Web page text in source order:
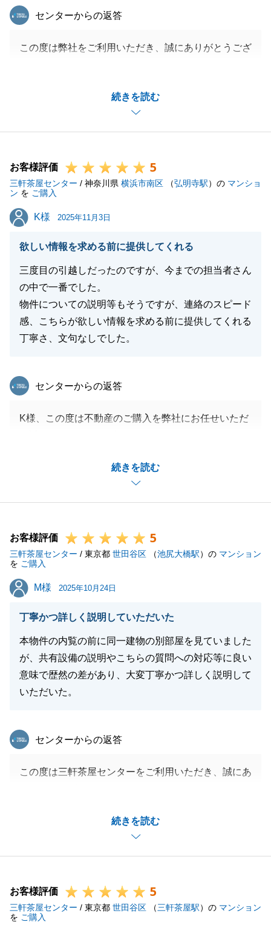
続きを読む
東急リバブル
センターからの返答
この度は弊社をご利用いただき、誠にありがとうござ
ご子息様共々ご希望にぴったりの不動産を繋いでいけ
ましたこと、本当に嬉しく思っております。
軽にご連絡ください。
今後ともどうぞよろしくお願いいたします。
お客様評価 5
三軒茶屋センター / 神奈川県 横浜市南区 （弘明寺駅）の マンショ
ン を ご購入
K様
K様 2025年11月3日
欲しい情報を求める前に提供してくれる
三度目の引越しだったのですが、今までの担当者さん
の中で一番でした。
物件についての説明等もそうですが、連絡のスピード
感、こちらが欲しい情報を求める前に提供してくれる
丁寧さ、文句なしでした。
続きを読む
東急リバブル
センターからの返答
K様、この度は不動産のご購入を弊社にお任せいただ
力をいただきました。
本当にありがとうございました。
今後、お住まいになられてからのご不明点やご質問等
不動産のプロとして誠心誠意ご対応させていただきま
す。
今後ともどうぞよろしくお願い申し上げます。
閉じる
お客様評価 5
三軒茶屋センター / 東京都 世田谷区 （池尻大橋駅）の マンション
を ご購入
M様
M様 2025年10月24日
丁寧かつ詳しく説明していただいた
本物件の内覧の前に同一建物の別部屋を見ていました
が、共有設備の説明やこちらの質問への対応等に良い
意味で歴然の差があり、大変丁寧かつ詳しく説明して
いただいた。
続きを読む
東急リバブル
センターからの返答
この度は三軒茶屋センターをご利用いただき、誠にあ
いでき、またお役に立てたこと大変光栄でございま
またお褒めのお言葉、大変嬉しく思います。
無事にご成約に結び付けることができました。
お困りのことがございましたら、いつでもお気軽にご
お客様評価 5
三軒茶屋センター / 東京都 世田谷区 （三軒茶屋駅）の マンション
を ご購入